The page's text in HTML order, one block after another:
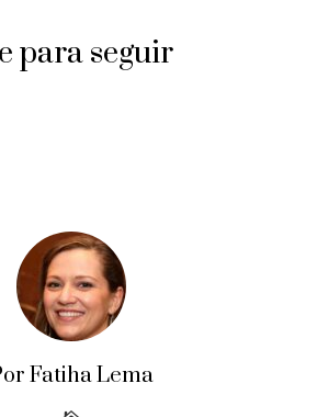
para seguir
Fatiha Lema